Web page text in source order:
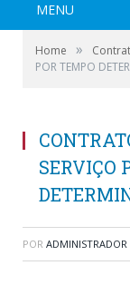
MENU
Home »
POR TEMPO
SERVIÇO
POR ADMINISTRADOR